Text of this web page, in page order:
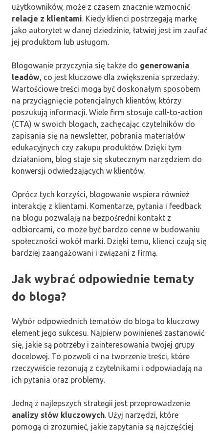
użytkowników, może z czasem znacznie wzmocnić
relacje z klientami . Kiedy klienci postrzegają markę
jako autorytet w danej dziedzinie, łatwiej jest im zaufać
jej produktom lub usługom.
Blogowanie przyczynia się także do generowania
leadów , co jest kluczowe dla zwiększenia sprzedaży.
Wartościowe treści mogą być doskonałym sposobem
na przyciągnięcie potencjalnych klientów, którzy
poszukują informacji. Wiele firm stosuje call-to-action
(CTA) w swoich blogach, zachęcając czytelników do
zapisania się na newsletter, pobrania materiałów
edukacyjnych czy zakupu produktów. Dzięki tym
działaniom, blog staje się skutecznym narzędziem do
konwersji odwiedzających w klientów.
Oprócz tych korzyści, blogowanie wspiera również
interakcję z klientami. Komentarze, pytania i feedback
na blogu pozwalają na bezpośredni kontakt z
odbiorcami, co może być bardzo cenne w budowaniu
społeczności wokół marki. Dzięki temu, klienci czują się
bardziej zaangażowani i związani z firmą.
Jak wybrać odpowiednie tematy
do bloga?
Wybór odpowiednich tematów do bloga to kluczowy
element jego sukcesu. Najpierw powinieneś zastanowić
się, jakie są potrzeby i zainteresowania twojej grupy
docelowej. To pozwoli ci na tworzenie treści, które
rzeczywiście rezonują z czytelnikami i odpowiadają na
ich pytania oraz problemy.
Jedną z najlepszych strategii jest przeprowadzenie
analizy słów kluczowych . Użyj narzędzi, które
pomogą ci zrozumieć, jakie zapytania są najczęściej